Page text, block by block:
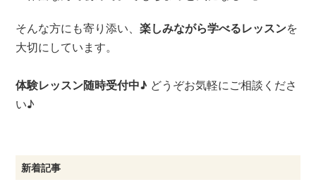
そんな方にも寄り添い、楽しみながら学べるレッスンを
大切にしています。
体験レッスン随時受付中♪ どうぞお気軽にご相談くださ
い♪
新着記事